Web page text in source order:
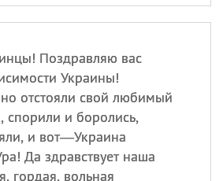
Поздравляю вас
Украины!
отстояли свой любимый
спорили и боролись,
и вот—Украина
Да здравствует наша
гордая, вольная